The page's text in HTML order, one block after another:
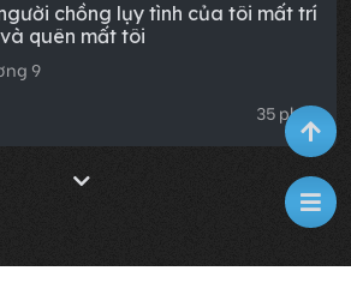
chồng lụy tình của tôi mất trí
quên mất tôi
9
35 phút